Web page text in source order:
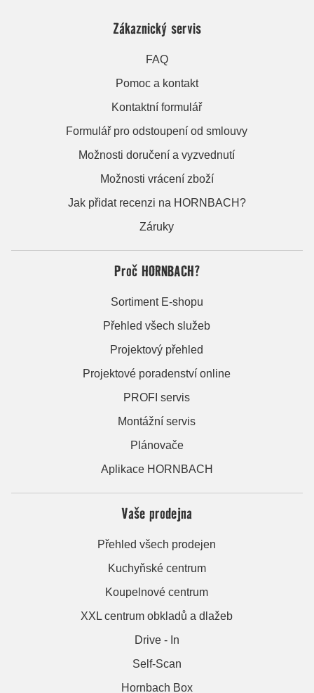
Zákaznický servis
FAQ
Pomoc a kontakt
Kontaktní formulář
Formulář pro odstoupení od smlouvy
Možnosti doručení a vyzvednutí
Možnosti vrácení zboží
Jak přidat recenzi na HORNBACH?
Záruky
Proč HORNBACH?
Sortiment E-shopu
Přehled všech služeb
Projektový přehled
Projektové poradenství online
PROFI servis
Montážní servis
Plánovače
Aplikace HORNBACH
Vaše prodejna
Přehled všech prodejen
Kuchyňské centrum
Koupelnové centrum
XXL centrum obkladů a dlažeb
Drive - In
Self-Scan
Hornbach Box